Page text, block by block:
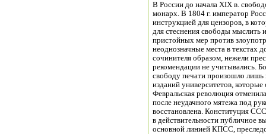
В России до начала XIX в.
монарх. В 1804 г. император
инструкцией для цензоров, в
для стеснения свободы мыслить
пристойных мер против
неоднозначные места в текстах
сочинителя образом, нежели
рекомендации не учитывались.
свободу печати произошло лишь
изданий университетов,
Февральская революция
после неудачного мятежа под
восстановлена. Конституция
в действительности публичное
основной линией КПСС,